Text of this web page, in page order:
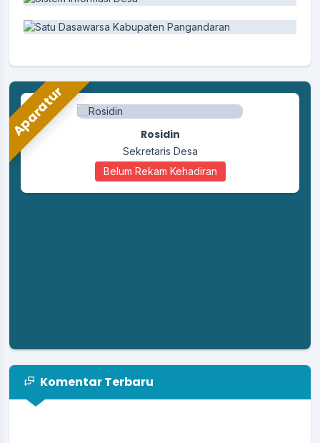
Pemerintah Desa Karangpawitan Ikuti
Kegiatan Pangandaranval Nature 13 dalam
ke-13
Pembahasan dan Penetapan Perubahan
Anggaran 2025
13 Oktober 2025
Aparatur Rosidin
Sekretaris Desa
Belum Rekam Kehadiran
Komentar Terbaru